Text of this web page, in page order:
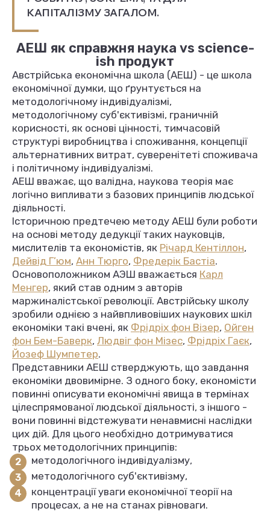
КАПІТАЛІЗМУ ЗАГАЛОМ.
АЕШ як справжня наука vs science-
ish продукт
Австрійська економічна школа (АЕШ) - це школа
економічної думки, що ґрунтується на
методологічному індивідуалізмі,
методологічному суб'єктивізмі, граничній
корисності, як основі цінності, тимчасовій
структурі виробництва і споживання, концепції
альтернативних витрат, суверенітеті споживача
і політичному індивідуалізмі.
АЕШ вважає, що валідна, наукова теорія має
логічно випливати з базових принципів людської
діяльності.
Історичною предтечею методу АЕШ були роботи
на основі методу дедукції таких науковців,
мислителів та економістів, як Річард Кентіллон,
Дейвід Г’юм, Анн Тюрго, Фредерік Бастіа.
Основоположником АЭШ вважається Карл
Менгер, який став одним з авторів
маржиналістської революції. Австрійську школу
зробили однією з найвпливовіших наукових шкіл
економіки такі вчені, як Фрідріх фон Візер, Ойген
фон Бем-Баверк, Людвіг фон Мізес, Фрідріх Гаєк,
Йозеф Шумпетер.
Представники АЕШ стверджують, що завдання
економіки двовимірне. З одного боку, економісти
повинні описувати економічні явища в термінах
цілеспрямованої людської діяльності, з іншого -
вони повинні відстежувати ненавмисні наслідки
цих дій. Для цього необхідно дотримуватися
трьох методологічних принципів:
методологічного індивідуалізму,
методологічного суб'єктивізму,
концентрації уваги економічної теорії на
процесах, а не на станах рівноваги.